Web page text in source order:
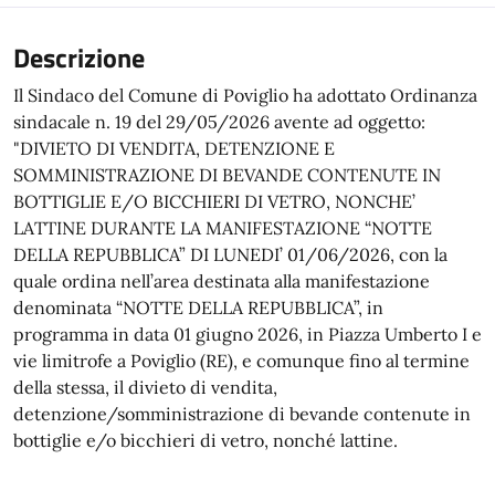
Descrizione
Il Sindaco del Comune di Poviglio ha adottato Ordinanza
sindacale n. 19 del 29/05/2026 avente ad oggetto:
"DIVIETO DI VENDITA, DETENZIONE E
SOMMINISTRAZIONE DI BEVANDE CONTENUTE IN
BOTTIGLIE E/O BICCHIERI DI VETRO, NONCHE’
LATTINE DURANTE LA MANIFESTAZIONE “NOTTE
DELLA REPUBBLICA” DI LUNEDI’ 01/06/2026, con la
quale ordina nell’area destinata alla manifestazione
denominata “NOTTE DELLA REPUBBLICA”, in
programma in data 01 giugno 2026, in Piazza Umberto I e
vie limitrofe a Poviglio (RE), e comunque fino al termine
della stessa, il divieto di vendita,
detenzione/somministrazione di bevande contenute in
bottiglie e/o bicchieri di vetro, nonché lattine.